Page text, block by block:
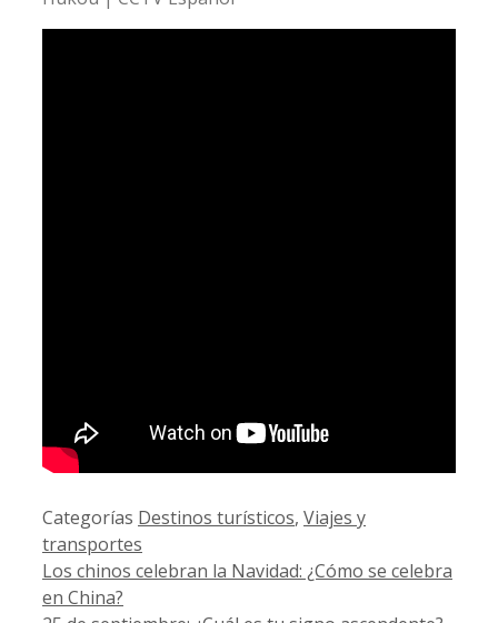
Categorías Destinos turísticos, Viajes y
transportes
Los chinos celebran la Navidad: ¿Cómo se celebra
en China?